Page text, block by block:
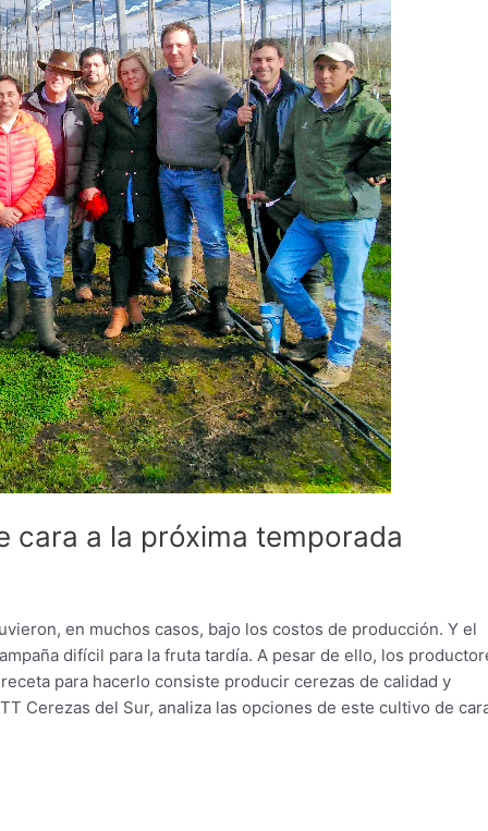
cara a la próxima temporada
en muchos casos, bajo los costos de producción. Y el
difícil para la fruta tardía. A pesar de ello, los
para hacerlo consiste producir cerezas de calidad y
Cerezas del Sur, analiza las opciones de este cultivo de